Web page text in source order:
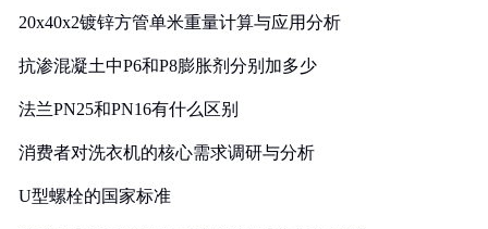
20x40x2镀锌方管单米重量计算与应用分析
抗渗混凝土中P6和P8膨胀剂分别加多少
法兰PN25和PN16有什么区别
消费者对洗衣机的核心需求调研与分析
U型螺栓的国家标准